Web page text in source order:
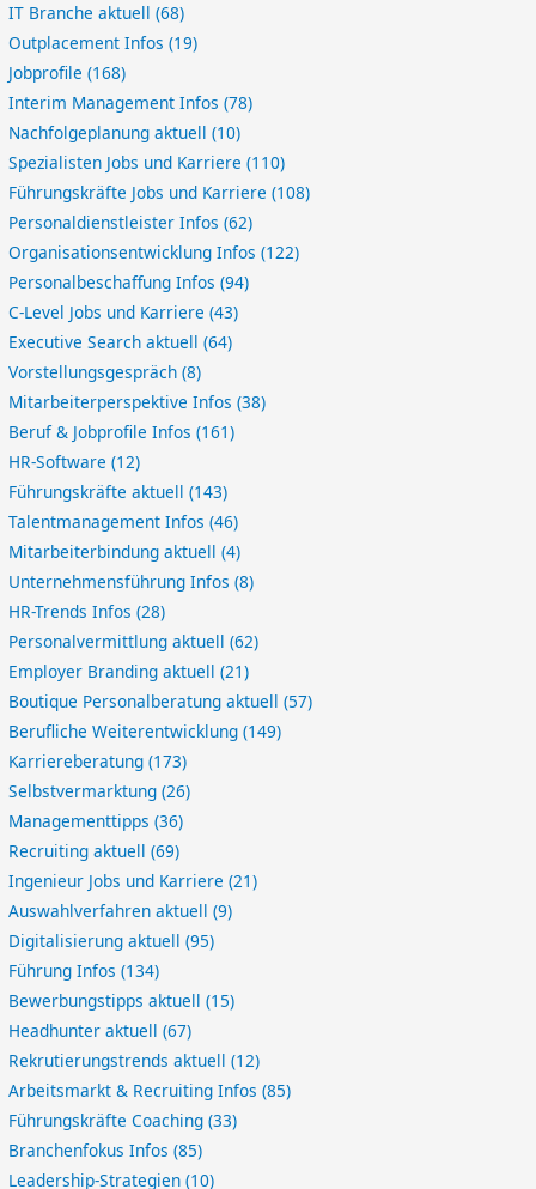
IT Branche aktuell(68)
Outplacement Infos(19)
Jobprofile(168)
Interim Management Infos(78)
Nachfolgeplanung aktuell(10)
Spezialisten Jobs und Karriere(110)
Führungskräfte Jobs und Karriere(108)
Personaldienstleister Infos(62)
Organisationsentwicklung Infos(122)
Personalbeschaffung Infos(94)
C-Level Jobs und Karriere(43)
Executive Search aktuell(64)
Vorstellungsgespräch(8)
Mitarbeiterperspektive Infos(38)
Beruf & Jobprofile Infos(161)
HR-Software(12)
Führungskräfte aktuell(143)
Talentmanagement Infos(46)
Mitarbeiterbindung aktuell(4)
Unternehmensführung Infos(8)
HR-Trends Infos(28)
Personalvermittlung aktuell(62)
Employer Branding aktuell(21)
Boutique Personalberatung aktuell(57)
Berufliche Weiterentwicklung(149)
Karriereberatung(173)
Selbstvermarktung(26)
Managementtipps(36)
Recruiting aktuell(69)
Ingenieur Jobs und Karriere(21)
Auswahlverfahren aktuell(9)
Digitalisierung aktuell(95)
Führung Infos(134)
Bewerbungstipps aktuell(15)
Headhunter aktuell(67)
Rekrutierungstrends aktuell(12)
Arbeitsmarkt & Recruiting Infos(85)
Führungskräfte Coaching(33)
Branchenfokus Infos(85)
Leadership-Strategien(10)